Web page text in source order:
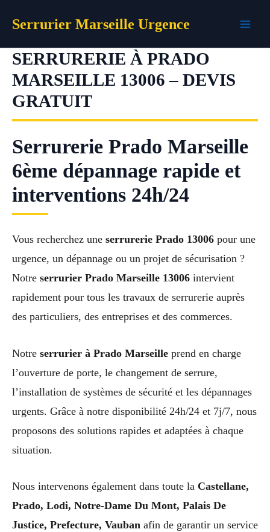
Serrurier Marseille Urgence
SERRURERIE À PRADO
MARSEILLE 13006 – DEVIS
GRATUIT
Serrurerie Prado Marseille
6ème dépannage rapide et
interventions 24h/24
Vous recherchez une serrurerie Prado 13006 pour une
urgence, un dépannage ou un projet de sécurisation ?
Notre serrurier Prado Marseille 13006 intervient
rapidement pour tous les travaux de serrurerie auprès
des particuliers, des entreprises et des commerces.
Notre serrurier à Prado Marseille prend en charge
l’ouverture de porte, le changement de serrure,
l’installation de systèmes de sécurité et les dépannages
urgents. Grâce à notre disponibilité 24h/24 et 7j/7, nous
proposons des solutions rapides et adaptées à chaque
situation.
Nous intervenons également dans toute la Castellane,
Prado, Lodi, Notre-Dame Du Mont, Palais De
Justice, Prefecture, Vauban afin de garantir un service